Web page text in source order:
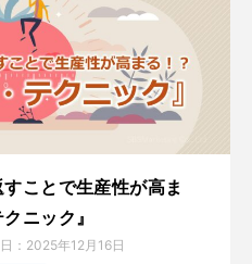
ことで生産性が高ま
ニック』
： 2025年12月16日